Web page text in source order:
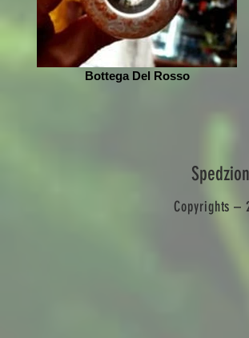
Bottega Del Rosso
Copyrights –